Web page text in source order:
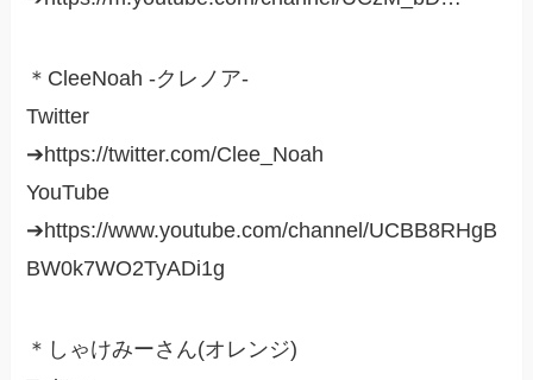
＊CleeNoah -クレノア-
Twitter
➔https://twitter.com/Clee_Noah
YouTube
➔https://www.youtube.com/channel/UCBB8RHgB
BW0k7WO2TyADi1g
＊しゃけみーさん(オレンジ)